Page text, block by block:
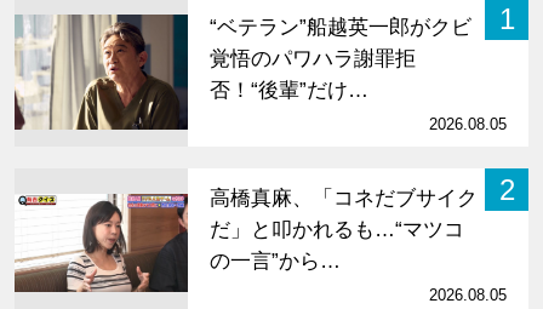
1
“ベテラン”船越英一郎がクビ
覚悟のパワハラ謝罪拒
否！“後輩”だけ…
2026.08.05
2
高橋真麻、「コネだブサイク
だ」と叩かれるも…“マツコ
の一言”から…
2026.08.05